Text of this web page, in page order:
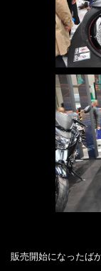
販売開始になったばか